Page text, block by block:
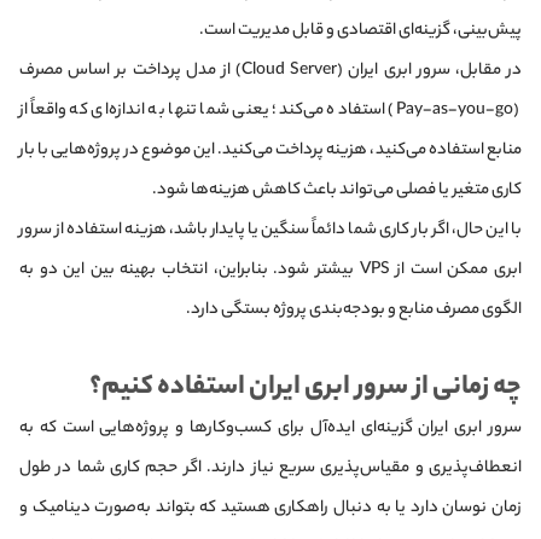
پیش‌بینی، گزینه‌ای اقتصادی و قابل مدیریت است.
در مقابل، سرور ابری ایران (Cloud Server) از مدل پرداخت بر اساس مصرف
(Pay-as-you-go) استفاده می‌کند؛ یعنی شما تنها به اندازه‌ای که واقعاً از
منابع استفاده می‌کنید، هزینه پرداخت می‌کنید. این موضوع در پروژه‌هایی با بار
کاری متغیر یا فصلی می‌تواند باعث کاهش هزینه‌ها شود.
با این حال، اگر بار کاری شما دائماً سنگین یا پایدار باشد، هزینه استفاده از سرور
ابری ممکن است از VPS بیشتر شود. بنابراین، انتخاب بهینه بین این دو به
الگوی مصرف منابع و بودجه‌بندی پروژه بستگی دارد.
چه زمانی از سرور ابری ایران استفاده کنیم؟
سرور ابری ایران گزینه‌ای ایده‌آل برای کسب‌وکارها و پروژه‌هایی است که به
انعطاف‌پذیری و مقیاس‌پذیری سریع نیاز دارند. اگر حجم کاری شما در طول
زمان نوسان دارد یا به دنبال راهکاری هستید که بتواند به‌صورت دینامیک و